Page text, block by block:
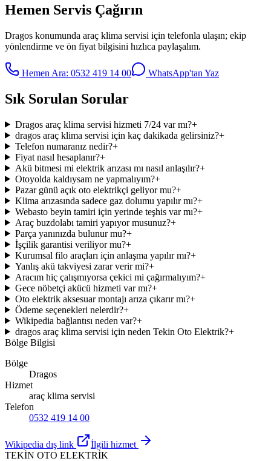
Hemen Servis Çağırın
Dragos konumunda araç klima servisi için telefonla ulaşın; ekip
yönlendirme ve ön fiyat bilgisini hızlıca paylaşalım.
Hemen Ara: 0532 419 14 00 WhatsApp'tan Yaz
Sık Sorulan Sorular
Dragos araç klima servisi hizmeti 7/24 var mı?+
dragos araç klima servisi için kaç dakikada gelirsiniz?+
Telefon numaranız nedir?+
Fiyat nasıl hesaplanır?+
Akü bitmesi mi elektrik arızası mı nasıl anlaşılır?+
Otoyolda kaldıysam ne yapmalıyım?+
Pazar günü açık oto elektrikçi geliyor mu?+
Klima arızasında sadece gaz dolumu yapılır mı?+
Webasto beyin tamiri için yerinde teşhis var mı?+
Araç buzdolabı tamiri yapıyor musunuz?+
Parça yanınızda bulunur mu?+
İşçilik garantisi veriliyor mu?+
Kurumsal filo araçları için anlaşma yapılır mı?+
Yanlış akü takviyesi zarar verir mi?+
Aracım hiç çalışmıyorsa çekici mi çağırmalıyım?+
Gece nöbetçi akücü hizmeti var mı?+
Oto elektrik aksesuar montajı arıza çıkarır mı?+
Ödeme seçenekleri nelerdir?+
Wikipedia bağlantısı neden var?+
dragos araç klima servisi için neden Tekin Oto Elektrik?+
Bölge Bilgisi
Bölge
Dragos
Hizmet
araç klima servisi
Telefon
0532 419 14 00
Wikipedia dış link
İlgili hizmet
TEKİN OTO ELEKTRİK